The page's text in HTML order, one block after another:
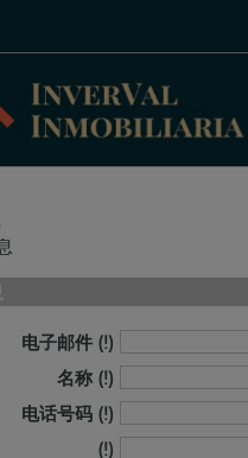
电子邮件
名称
电话号码